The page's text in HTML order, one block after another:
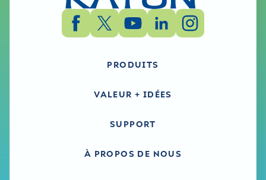
PRODUITS
VALEUR + IDÉES
SUPPORT
À PROPOS DE NOUS